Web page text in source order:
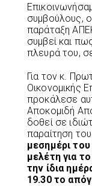
συμβούλους,
παράταξη
συμβεί και
πλευρά του,
Για τον κ.
Οικονομικής
προκάλεσε
Αποκομιδή
δοθεί σε
παραίτηση του
μεσημέρι
μελέτη για
την ίδια
19.30 το